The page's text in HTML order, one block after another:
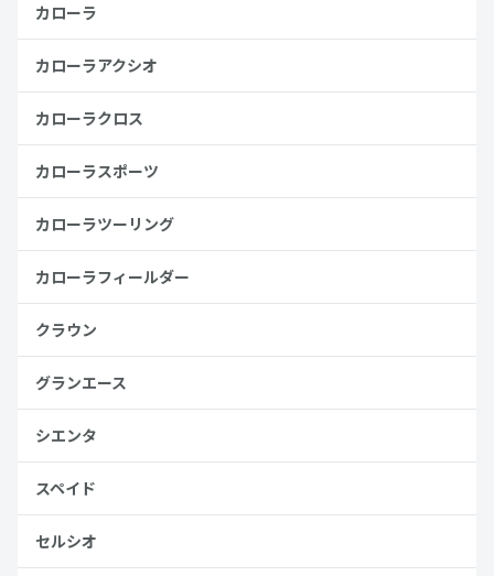
カローラ
カローラアクシオ
カローラクロス
カローラスポーツ
カローラツーリング
カローラフィールダー
クラウン
グランエース
シエンタ
スペイド
セルシオ